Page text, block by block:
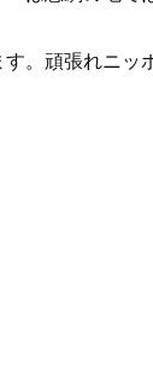
。頑張れニッ